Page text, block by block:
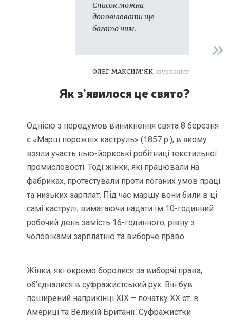
Список можна
доповнювати ще
багато чим.
ОЛЕГ МАКСИМ’ЯК, журналіст
Як з’явилося це свято?
Однією з передумов виникнення свята 8 березня
є «Марш порожніх каструль» (1857 р.), в якому
взяли участь нью-йоркські робітниці текстильної
промисловості. Тоді жінки, які працювали на
фабриках, протестували проти поганих умов праці
та низьких зарплат. Під час маршу вони били в ці
самі каструлі, вимагаючи надати їм 10-годинний
робочий день замість 16-годинного, рівну з
чоловіками зарплатню та виборче право.
Жінки, які окремо боролися за виборчі права,
об’єдналися в суфражистський рух. Він був
поширений наприкінці XIX – початку XX ст. в
Америці та Великій Британії. Суфражистки